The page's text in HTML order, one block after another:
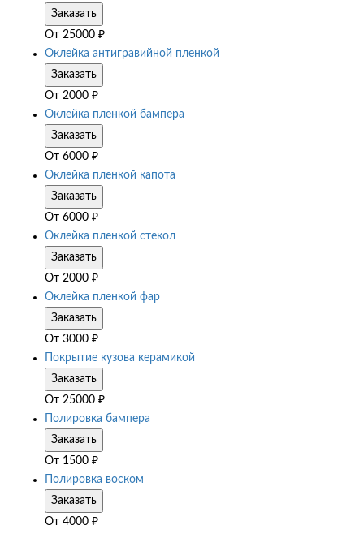
Заказать
От 25000 ₽
Оклейка антигравийной пленкой
Заказать
От 2000 ₽
Оклейка пленкой бампера
Заказать
От 6000 ₽
Оклейка пленкой капота
Заказать
От 6000 ₽
Оклейка пленкой стекол
Заказать
От 2000 ₽
Оклейка пленкой фар
Заказать
От 3000 ₽
Покрытие кузова керамикой
Заказать
От 25000 ₽
Полировка бампера
Заказать
От 1500 ₽
Полировка воском
Заказать
От 4000 ₽